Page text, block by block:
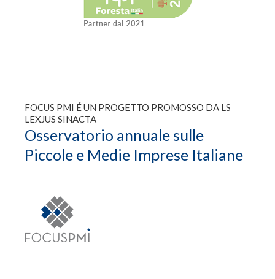
FOCUS PMI É UN PROGETTO PROMOSSO DA LS
LEXJUS SINACTA
Osservatorio annuale sulle
Piccole e Medie Imprese Italiane